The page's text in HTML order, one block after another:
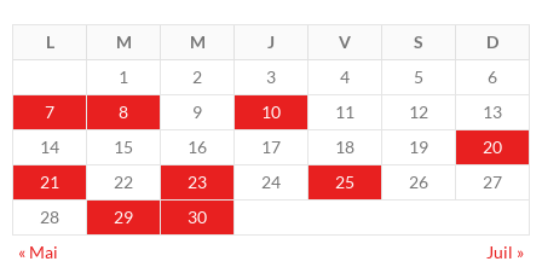
L M M J V S
D
1
2 3 4 5
6
7
8 9 10 11 12
13
14
15 16 17 18 19
20
21
22 23 24 25 26
27
28
29
30
« Mai
Juil »